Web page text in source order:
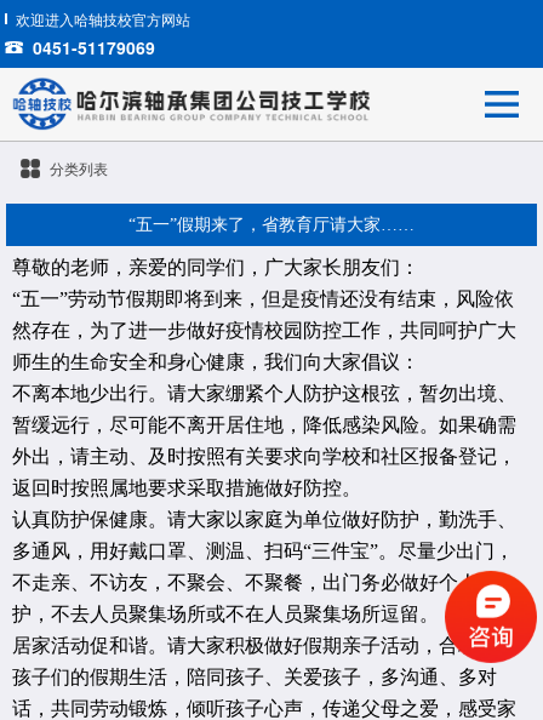
欢迎进入哈轴技校官方网站
0451-51179069
分类列表
“五一”假期来了，省教育厅请大家……
尊敬的老师，亲爱的同学们，广大家长朋友们：
“五一”劳动节假期即将到来，但是疫情还没有结束，风险依
然存在，为了进一步做好疫情校园防控工作，共同呵护广大
师生的生命安全和身心健康，我们向大家倡议：
不离本地少出行。请大家绷紧个人防护这根弦，暂勿出境、
暂缓远行，尽可能不离开居住地，降低感染风险。如果确需
外出，请主动、及时按照有关要求向学校和社区报备登记，
返回时按照属地要求采取措施做好防控。
认真防护保健康。请大家以家庭为单位做好防护，勤洗手、
多通风，用好戴口罩、测温、扫码“三件宝”。尽量少出门，
不走亲、不访友，不聚会、不聚餐，出门务必做好个人防
护，不去人员聚集场所或不在人员聚集场所逗留。
居家活动促和谐。请大家积极做好假期亲子活动，合理安排
孩子们的假期生活，陪同孩子、关爱孩子，多沟通、多对
话，共同劳动锻炼，倾听孩子心声，传递父母之爱，感受家